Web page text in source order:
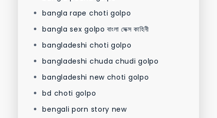
bangla rape choti golpo
bangla sex golpo বাংলা সেক্স কাহিনী
bangladeshi choti golpo
bangladeshi chuda chudi golpo
bangladeshi new choti golpo
bd choti golpo
bengali porn story new